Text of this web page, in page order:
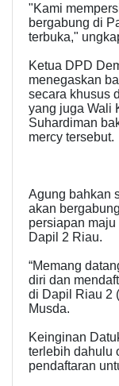
"Kami
bergabung di
terbuka,"
Ketua DPD
menegaskan
secara khusus
yang juga Wali
Suhardiman
mercy tersebut.
Agung bahkan
akan
persiapan
Dapil 2 Riau.
“Memang
diri dan
di Dapil Riau 2
Musda.
Keinginan
terlebih dahulu
pendaftaran